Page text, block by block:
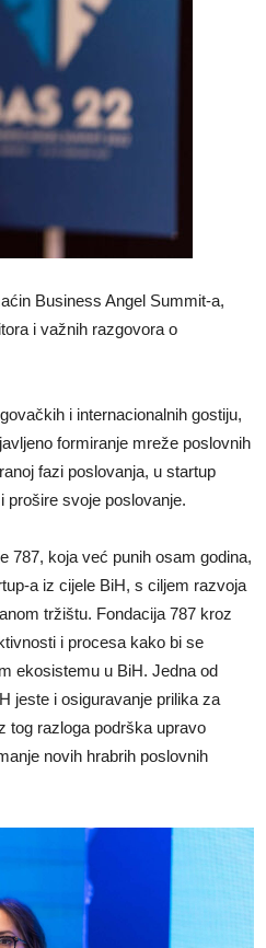
Business Angel Summit-a,
i važnih razgovora o
i internacionalnih gostiju,
formiranje mreže poslovnih
fazi poslovanja, u startup
prošire svoje poslovanje.
787, koja već punih osam godina,
a iz cijele BiH, s ciljem razvoja
tržištu. Fondacija 787 kroz
i procesa kako bi se
ekosistemu u BiH. Jedna od
jeste i osiguravanje prilika za
tog razloga podrška upravo
novih hrabrih poslovnih